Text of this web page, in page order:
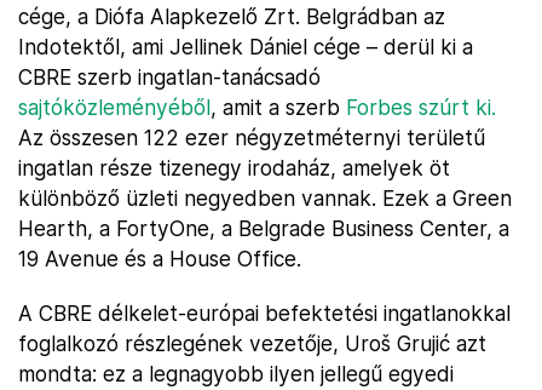
cége, a Diófa Alapkezelő Zrt. Belgrádban az
Indotektől, ami Jellinek Dániel cége – derül ki a
CBRE szerb ingatlan-tanácsadó
sajtóközleményéből, amit a szerb Forbes szúrt ki.
Az összesen 122 ezer négyzetméternyi területű
ingatlan része tizenegy irodaház, amelyek öt
különböző üzleti negyedben vannak. Ezek a Green
Hearth, a FortyOne, a Belgrade Business Center, a
19 Avenue és a House Office.
A CBRE délkelet-európai befektetési ingatlanokkal
foglalkozó részlegének vezetője, Uroš Grujić azt
mondta: ez a legnagyobb ilyen jellegű egyedi